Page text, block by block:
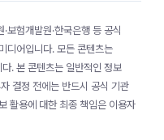
보험개발원·한국은행 등 공식
디어입니다. 모든 콘텐츠는
. 본 콘텐츠는 일반적인 정보
결정 전에는 반드시 공식 기관
활용에 대한 최종 책임은 이용자